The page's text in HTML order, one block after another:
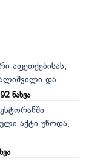
აფეთქებისას,
და...
ნახვა
აქტი უწოდა,